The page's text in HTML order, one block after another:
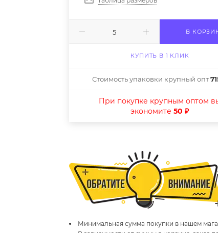
В
КУПИТЬ В 1 КЛИК
Стоимость упаковки крупный опт
При покупке крупным оптом
экономите50 ₽
Минимальная сумма покупки в нашем